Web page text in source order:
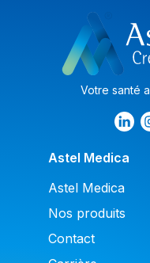
Votre santé
Astel Medica
Astel Medica
Nos produits
Contact